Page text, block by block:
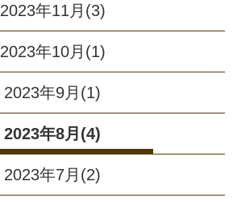
2023年11月(3)
2023年10月(1)
2023年9月(1)
2023年8月(4)
2023年7月(2)